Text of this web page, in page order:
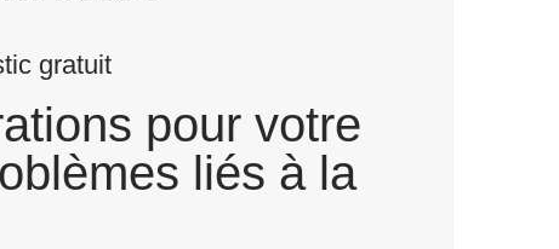
gratuit
pour votre
liés à la